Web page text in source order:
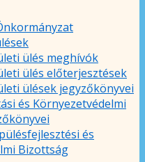
ülés meghívók
ülés előterjesztések
ülések jegyzőkönyvei
és Környezetvédelmi
és
Bizottság